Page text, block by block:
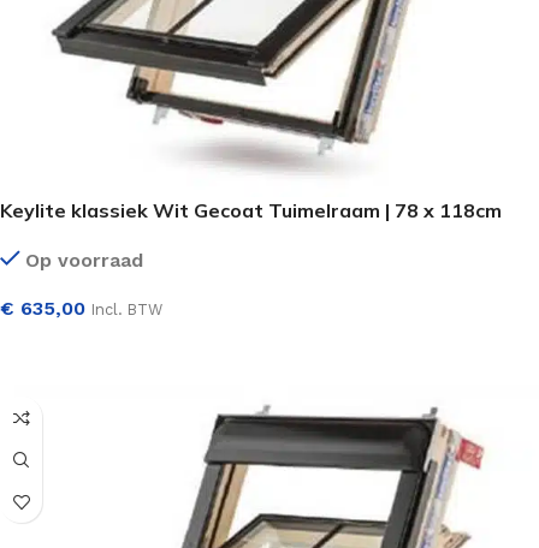
Keylite klassiek Wit Gecoat Tuimelraam | 78 x 118cm
Op voorraad
€ 635,00 Incl. BTW